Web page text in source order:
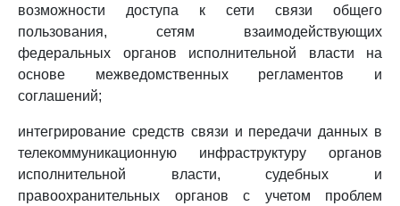
возможности доступа к сети связи общего
пользования, сетям взаимодействующих
федеральных органов исполнительной власти на
основе межведомственных регламентов и
соглашений;
интегрирование средств связи и передачи данных в
телекоммуникационную инфраструктуру органов
исполнительной власти, судебных и
правоохранительных органов с учетом проблем